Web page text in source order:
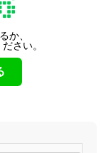
か、
さい。